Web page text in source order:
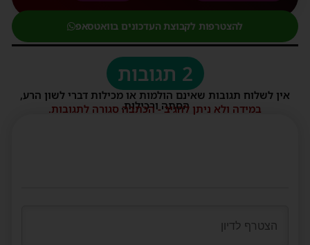
להצטרפות לקבוצת העדכונים בוואטסאפ
2 תגובות
אין לשלוח תגובות שאינם הולמות או מכילות דברי לשון הרע,
הסתה ורכילות.
במידה ולא ניתן להגיב - הכתבה סגורה לתגובות.